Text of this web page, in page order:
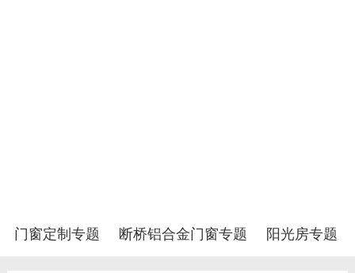
门窗定制专题 断桥铝合金门窗专题 阳光房专题